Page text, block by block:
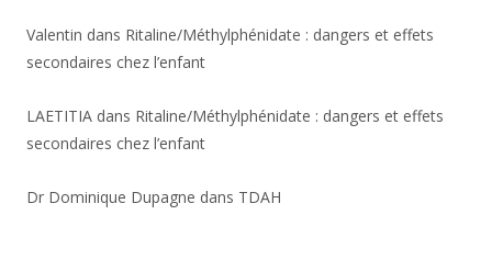
Valentin dans Ritaline/Méthylphénidate : dangers et effets
secondaires chez l’enfant
LAETITIA dans Ritaline/Méthylphénidate : dangers et effets
secondaires chez l’enfant
Dr Dominique Dupagne dans TDAH